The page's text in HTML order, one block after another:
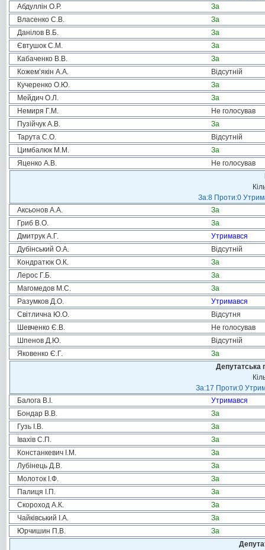
Абдуллін О.Р.
За
Власенко С.В.
За
Данілов В.Б.
За
Євтушок С.М.
За
Кабаченко В.В.
За
Кожем’якін А.А.
Відсутній
Кучеренко О.Ю.
За
Мейдич О.Л.
За
Немиря Г.М.
Не голосував
Пузійчук А.В.
За
Тарута С.О.
Відсутній
Цимбалюк М.М.
За
Яценко А.В.
Не голосував
За:8 Проти:0
Аксьонов А.А.
За
Гриб В.О.
За
Дмитрук А.Г.
Утримався
Дубінський О.А.
Відсутній
Кондратюк О.К.
За
Лерос Г.Б.
За
Магомедов М.С.
За
Разумков Д.О.
Утримався
Світлична Ю.О.
Відсутня
Шевченко Є.В.
Не голосував
Шпенов Д.Ю.
Відсутній
Яковенко Є.Г.
За
Депутатська
За:17 Проти:0
Балога В.І.
Утримався
Бондар В.В.
За
Гузь І.В.
За
Івахів С.П.
За
Констанкевич І.М.
За
Лубінець Д.В.
За
Молоток І.Ф.
За
Палиця І.П.
За
Скороход А.К.
За
Чайківський І.А.
За
Юрчишин П.В.
За